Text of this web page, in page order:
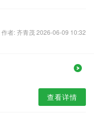
作者: 齐青茂 2026-06-09 10:32
查看详情